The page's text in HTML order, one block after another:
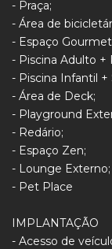
- Praça;
- Área de
- Espaço
- Piscina Adulto +
- Piscina Infantil +
- Área de Deck;
- Playground
- Redário;
- Espaço Zen;
- Lounge Externo;
- Pet Place
IMPLANTAÇÃO
- Acesso de